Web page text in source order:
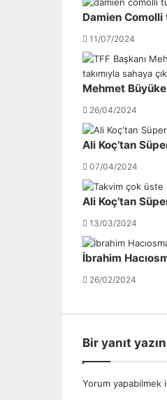
B
e
ş
i
k
a
ş
'
t
,
T
r
a
b
o
n
s
p
r
'
u
c
r
a
a
e
d
i
Damien Comolli
11/07/2024
Mehmet
26/04/2024
Ali Koç’tan
07/04/2024
Ali Koç’tan
13/03/2024
İbrahim
26/02/2024
Bir yanıt yazın
Yorum yapabilmek